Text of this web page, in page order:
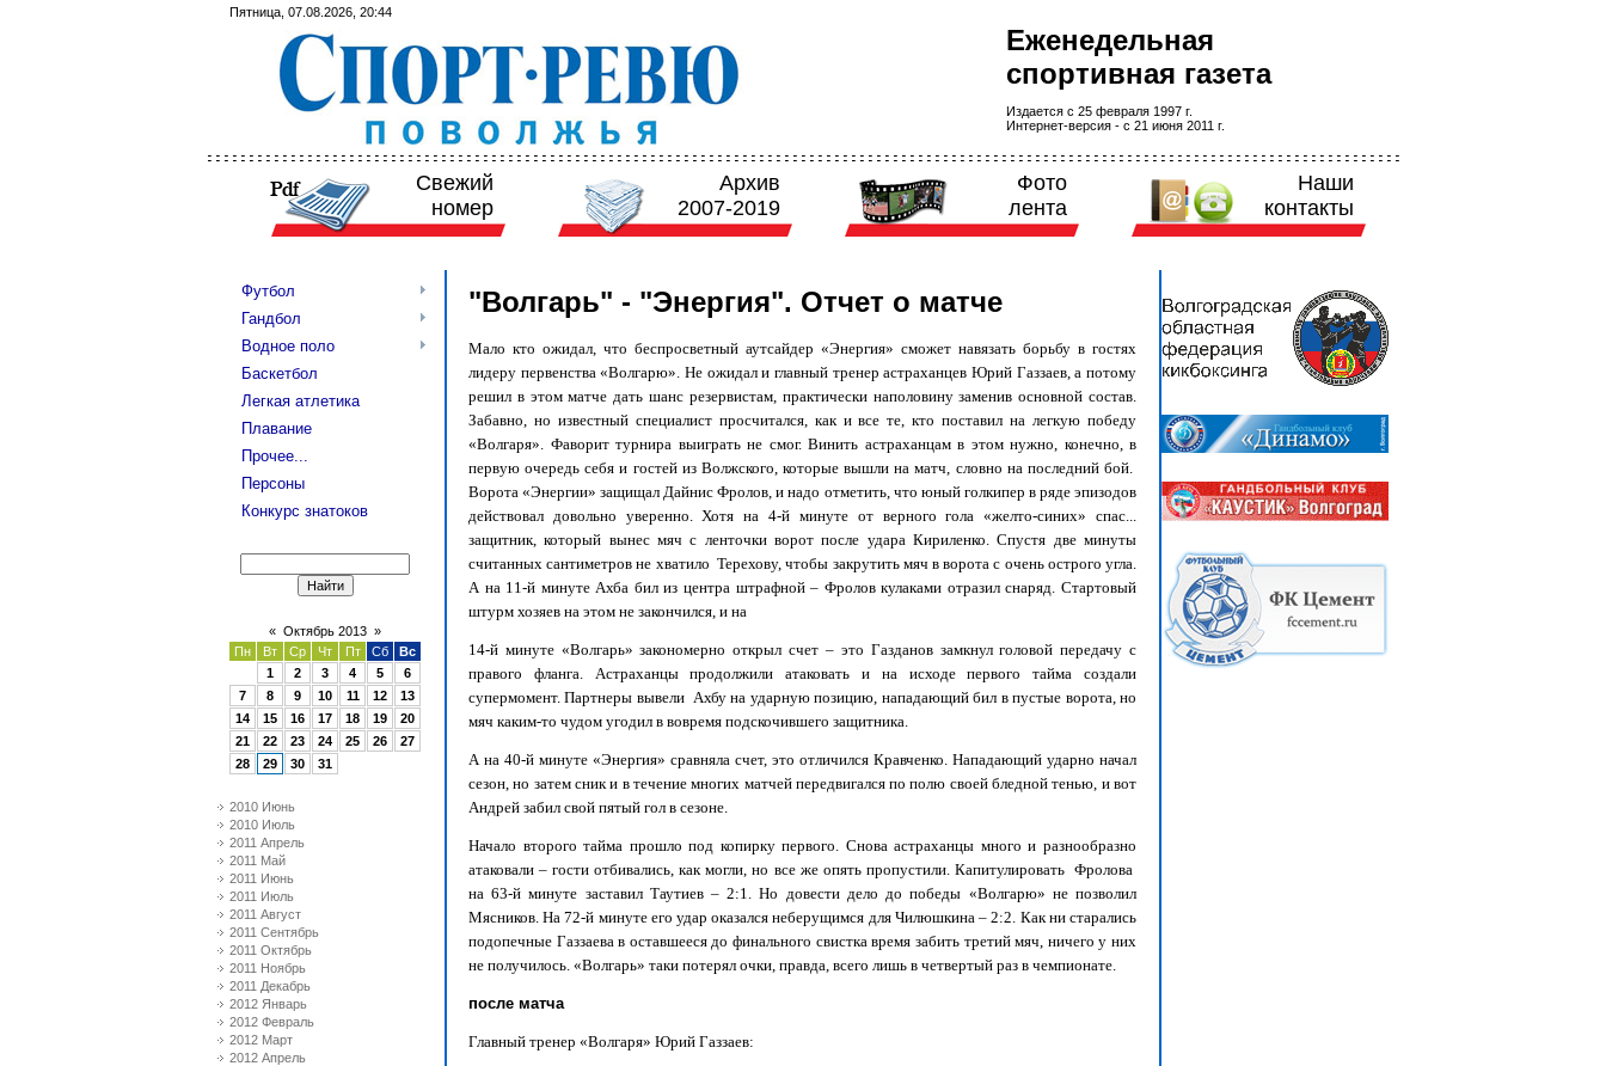
Пятница, 07.08.2026, 20:44
Еженедельная
спортивная газета
Издается с 25 февраля 1997 г.
Интернет-версия - с 21 июня 2011 г.
Свежий
номер
Архив
2007-2019
Фото
лента
Наши
контакты
Футбол
Гандбол
Водное поло
Баскетбол
Легкая атлетика
Плавание
Прочее...
Персоны
Конкурс знатоков
« Октябрь 2013 »
Пн
Вт Ср Чт Пт Сб
Вс
1
2 3 4 5
6
7
8 9 10 11 12
13
14
15 16 17 18 19
20
21
22 23 24 25 26
27
28
29 30 31
2010 Июнь
2010 Июль
2011 Апрель
2011 Май
2011 Июнь
2011 Июль
2011 Август
2011 Сентябрь
2011 Октябрь
2011 Ноябрь
2011 Декабрь
2012 Январь
2012 Февраль
2012 Март
2012 Апрель
"Волгарь" - "Энергия". Отчет о матче
Мало кто ожидал, что беспросветный аутсайдер «Энергия» сможет навязать борьбу в гостях
лидеру первенства «Волгарю». Не ожидал и главный тренер астраханцев Юрий Газзаев, а потому
решил в этом матче дать шанс резервистам, практически наполовину заменив основной состав.
Забавно, но известный специалист просчитался, как и все те, кто поставил на легкую победу
«Волгаря». Фаворит турнира выиграть не смог. Винить астраханцам в этом нужно, конечно, в
первую очередь себя и гостей из Волжского, которые вышли на матч, словно на последний бой.
Ворота «Энергии» защищал Дайнис Фролов, и надо отметить, что юный голкипер в ряде эпизодов
действовал довольно уверенно. Хотя на 4-й минуте от верного гола «желто-синих» спас...
защитник, который вынес мяч с ленточки ворот после удара Кириленко. Спустя две минуты
считанных сантиметров не хватило Терехову, чтобы закрутить мяч в ворота с очень острого угла.
А на 11-й минуте Ахба бил из центра штрафной – Фролов кулаками отразил снаряд. Стартовый
штурм хозяев на этом не закончился, и на
14-й минуте «Волгарь» закономерно открыл счет – это Газданов замкнул головой передачу с
правого фланга. Астраханцы продолжили атаковать и на исходе первого тайма создали
супермомент. Партнеры вывели Ахбу на ударную позицию, нападающий бил в пустые ворота, но
мяч каким-то чудом угодил в вовремя подскочившего защитника.
А на 40-й минуте «Энергия» сравняла счет, это отличился Кравченко. Нападающий ударно начал
сезон, но затем сник и в течение многих матчей передвигался по полю своей бледной тенью, и вот
Андрей забил свой пятый гол в сезоне.
Начало второго тайма прошло под копирку первого. Снова астраханцы много и разнообразно
атаковали – гости отбивались, как могли, но все же опять пропустили. Капитулировать Фролова
на 63-й минуте заставил Таутиев – 2:1. Но довести дело до победы «Волгарю» не позволил
Мясников. На 72-й минуте его удар оказался неберущимся для Чилюшкина – 2:2. Как ни старались
подопечные Газзаева в оставшееся до финального свистка время забить третий мяч, ничего у них
не получилось. «Волгарь» таки потерял очки, правда, всего лишь в четвертый раз в чемпионате.
после матча
Главный тренер «Волгаря» Юрий Газзаев: